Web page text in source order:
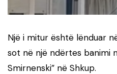
Një i mitur është lënduar
sot në një ndërtes banimi
Smirnenski” në Shkup.